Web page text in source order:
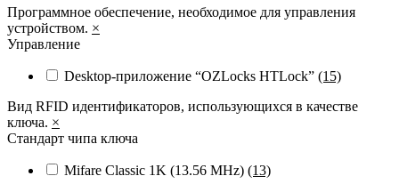
Программное обеспечение, необходимое для управления
устройством. ×
Управление
Desktop-приложение “OZLocks HTLock” (15)
Вид RFID идентификаторов, использующихся в качестве
ключа. ×
Стандарт чипа ключа
Mifare Classic 1K (13.56 MHz) (13)